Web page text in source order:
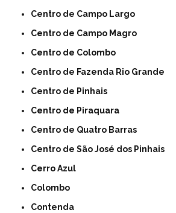
Centro de Campo Largo
Centro de Campo Magro
Centro de Colombo
Centro de Fazenda Rio Grande
Centro de Pinhais
Centro de Piraquara
Centro de Quatro Barras
Centro de São José dos Pinhais
Cerro Azul
Colombo
Contenda